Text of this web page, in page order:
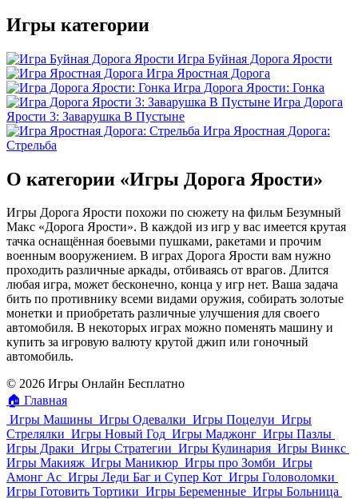
Игры категории
Игра Буйная Дорога Ярости
Игра Яростная Дорога
Игра Дорога Ярости: Гонка
Игра Дорога
Ярости 3: Заварушка В Пустыне
Игра Яростная Дорога:
Стрельба
О категории «Игры Дорога Ярости»
Игры Дорога Ярости похожи по сюжету на фильм Безумный
Макс «Дорога Ярости». В каждой из игр у вас имеется крутая
тачка оснащённая боевыми пушками, ракетами и прочим
военным вооружением. В играх Дорога Ярости вам нужно
проходить различные аркады, отбиваясь от врагов. Длится
любая игра, может бесконечно, конца у игр нет. Ваша задача
бить по противнику всеми видами оружия, собирать золотые
монетки и приобретать различные улучшения для своего
автомобиля. В некоторых играх можно поменять машину и
купить за игровую валюту крутой джип или гоночный
автомобиль.
© 2026 Игры Онлайн Бесплатно
🏠 Главная
Игры Машины Игры Одевалки Игры Поцелуи Игры
Стрелялки Игры Новый Год Игры Маджонг Игры Пазлы
Игры Драки Игры Стратегии Игры Кулинария Игры Винкс
Игры Макияж Игры Маникюр Игры про Зомби Игры
Амонг Ас Игры Леди Баг и Супер Кот Игры Головоломки
Игры Готовить Тортики Игры Беременные Игры Больница